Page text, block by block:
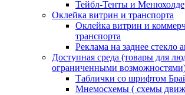
Тейбл-Тенты и
Оклейка витрин и транспорта
Оклейка витрин и
транспорта
Реклама на заднее стекло
Доступная среда (товары для
ограниченными
Таблички со шрифтом
Мнемосхемы ( схемы